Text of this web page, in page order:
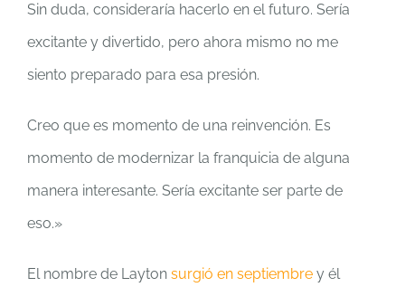
Sin duda, consideraría hacerlo en el futuro. Sería
excitante y divertido, pero ahora mismo no me
siento preparado para esa presión.
Creo que es momento de una reinvención. Es
momento de modernizar la franquicia de alguna
manera interesante. Sería excitante ser parte de
eso.»
El nombre de Layton surgió en septiembre y él